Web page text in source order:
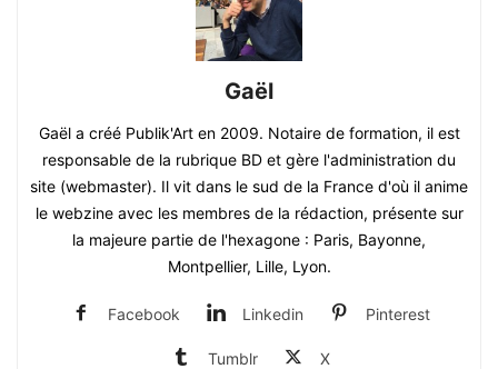
Gaël
Gaël a créé Publik'Art en 2009. Notaire de formation, il est
responsable de la rubrique BD et gère l'administration du
site (webmaster). Il vit dans le sud de la France d'où il anime
le webzine avec les membres de la rédaction, présente sur
la majeure partie de l'hexagone : Paris, Bayonne,
Montpellier, Lille, Lyon.
Facebook Linkedin Pinterest
Tumblr X